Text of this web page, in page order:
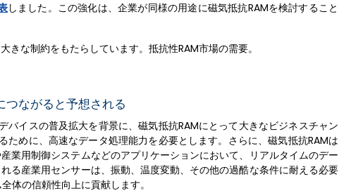
しました。この強化は、企業が同様の用途に磁気抵抗RAMを検討すること
な制約をもたらしています。抵抗性RAM市場の需要。
ながると予想される
イスの普及拡大を背景に、磁気抵抗RAMにとって大きなビジネスチャン
めに、高速なデータ処理能力を必要とします。さらに、磁気抵抗RAMは
業用制御システムなどのアプリケーションにおいて、リアルタイムのデー
る産業用センサーは、振動、温度変動、その他の過酷な条件に耐える必要
体の信頼性向上に貢献します。